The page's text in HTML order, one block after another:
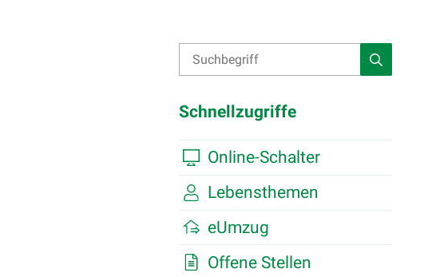
Suche
Suchbegriff
Suche
Schnellzugriffe
Online-Schalter
Lebensthemen
eUmzug
Offene Stellen